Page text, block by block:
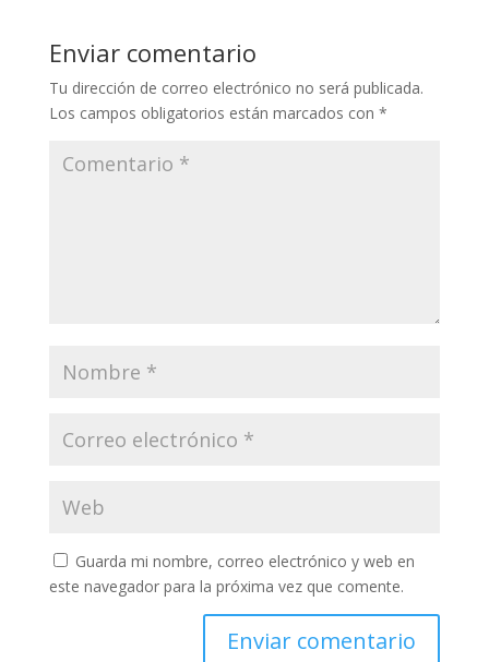
Enviar comentario
Tu dirección de correo electrónico no será publicada.
Los campos obligatorios están marcados con *
Guarda mi nombre, correo electrónico y web en
este navegador para la próxima vez que comente.